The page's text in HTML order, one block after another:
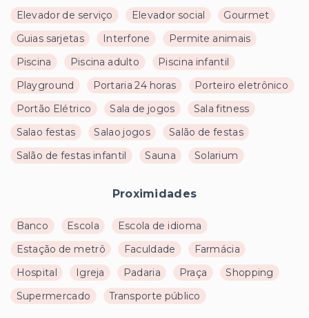
Elevador de serviço
Elevador social
Gourmet
Guias sarjetas
Interfone
Permite animais
Piscina
Piscina adulto
Piscina infantil
Playground
Portaria 24 horas
Porteiro eletrônico
Portão Elétrico
Sala de jogos
Sala fitness
Salao festas
Salao jogos
Salão de festas
Salão de festas infantil
Sauna Solarium
Proximidades
Banco Escola
Escola de idioma
Estação de metrô
Faculdade
Farmácia
Hospital
Igreja Padaria Praça
Shopping
Supermercado
Transporte público